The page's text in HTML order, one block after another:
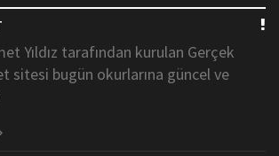
Yıldız tarafından kurulan Gerçek
sitesi bugün okurlarına güncel ve